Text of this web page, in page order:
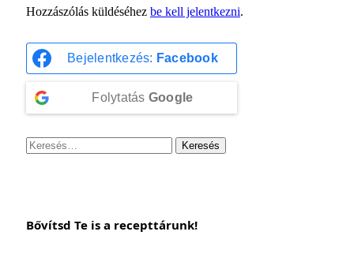
Hozzászólás küldéséhez be kell jelentkezni.
Bejelentkezés: Facebook
Folytatás Google
Keresés:
Bővítsd Te is a recepttárunk!